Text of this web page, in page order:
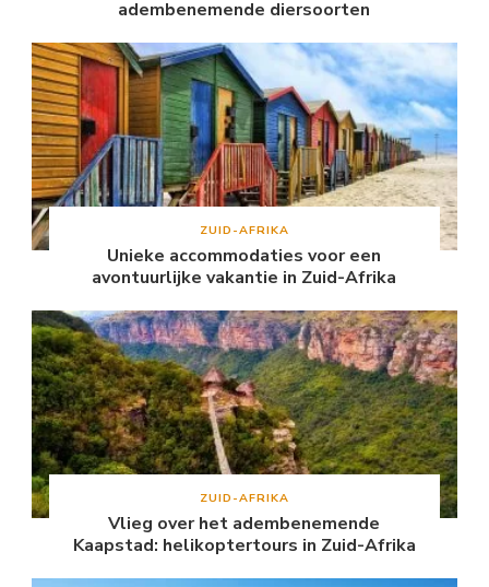
adembenemende diersoorten
ZUID-AFRIKA
Unieke accommodaties voor een
avontuurlijke vakantie in Zuid-Afrika
ZUID-AFRIKA
Vlieg over het adembenemende
Kaapstad: helikoptertours in Zuid-Afrika